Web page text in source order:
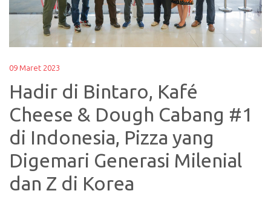
09 Maret 2023
Hadir di Bintaro, Kafé
Cheese & Dough Cabang #1
di Indonesia, Pizza yang
Digemari Generasi Milenial
dan Z di Korea